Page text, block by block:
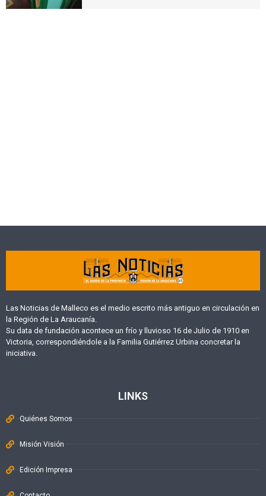
Las Noticias de Malleco es el medio escrito más antiguo en circulación en
la Región de La Araucanía.
Su data de fundación acontece un frío y lluvioso 16 de Julio de 1910 en
Victoria, correspondiéndole a la Familia Gutiérrez Urbina concretar la
iniciativa.
LINKS
Quiénes Somos
Misión Visión
Edición Impresa